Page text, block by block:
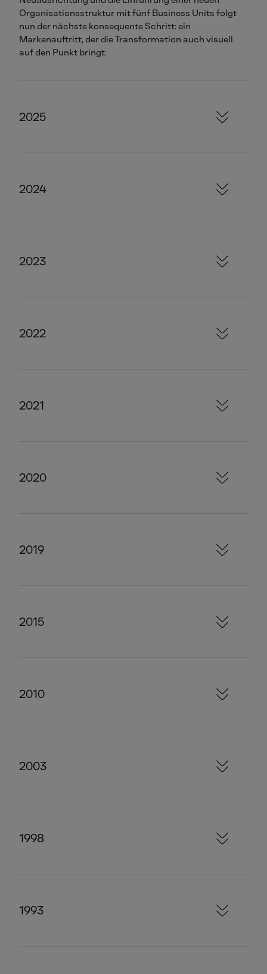
Organisationsstruktur mit fünf Business Units folgt
nun der nächste konsequente Schritt: ein
Markenauftritt, der die Transformation auch visuell
auf den Punkt bringt.
2025
2024
2023
2022
2021
2020
2019
2015
2010
2003
1998
1993